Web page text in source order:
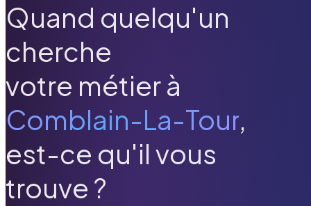
Quand quelqu'un
cherche
votre métier à
Comblain-La-Tour,
est-ce qu'il vous
trouve ?